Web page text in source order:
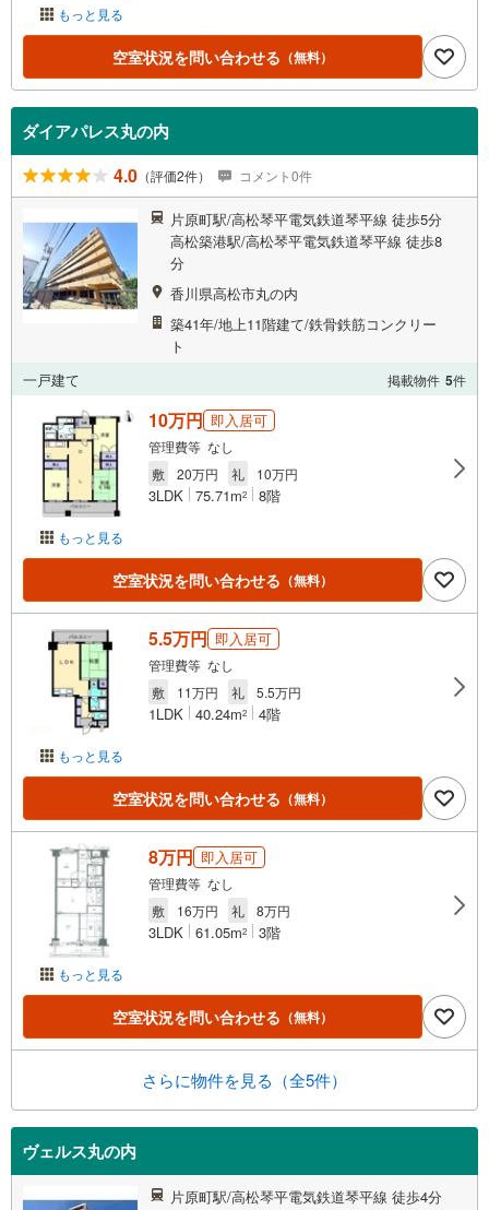
もっと見る
空室状況を問い合わせる （無料）
ダイアパレス丸の内
4.0 （評価2件） コメント0件
片原町駅/高松琴平電気鉄道琴平線 徒歩5分
高松築港駅/高松琴平電気鉄道琴平線 徒歩8
分
香川県高松市丸の内
築41年/地上11階建て/鉄骨鉄筋コンクリー
ト
一戸建て
掲載物件 5件
もっと見る
10万円 即入居可
管理費等 なし
敷
20万円 礼 10万円
3LDK 75.71m2 8階
空室状況を問い合わせる （無料）
もっと見る
5.5万円 即入居可
管理費等 なし
敷
11万円 礼 5.5万円
1LDK 40.24m2 4階
空室状況を問い合わせる （無料）
もっと見る
8万円 即入居可
管理費等 なし
敷
16万円 礼 8万円
3LDK 61.05m2 3階
空室状況を問い合わせる （無料）
さらに物件を見る（全5件）
ヴェルス丸の内
片原町駅/高松琴平電気鉄道琴平線 徒歩4分